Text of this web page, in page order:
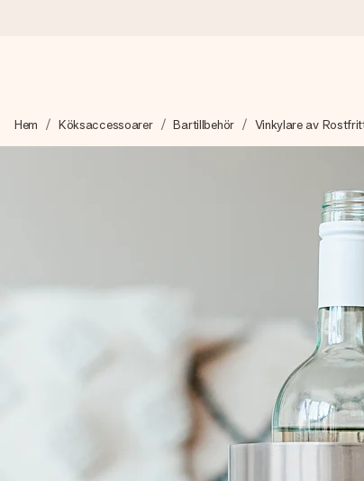
Vi skapar din gåva med omsorg och skickar den
4,6 (baserat på +15 000 recensioner)
Våra gåvor inspirerar. Kunder ger oss 4,6 på Google
Skapa något unikt med bara några få steg – med
Hem Köksaccessoarer Bartillbehör Vinkylare av